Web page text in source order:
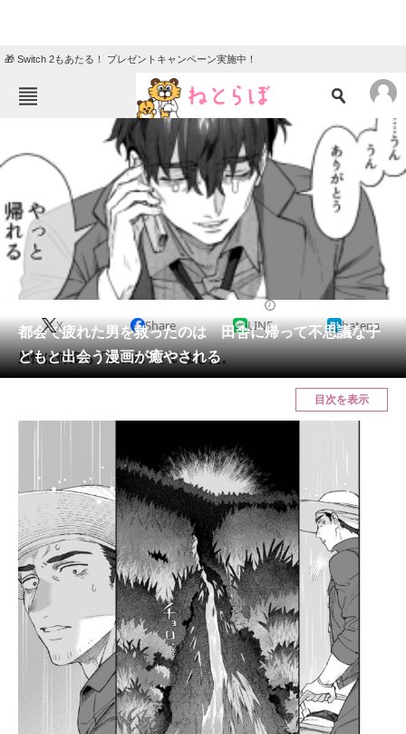
🎁 Switch 2もあたる！ プレゼントキャンペーン実施中！
ねとらぼメニュー
TOP ニュース
クイズ
グルメ 地域
住まい 教育・育児
動物 リサーチ
会員記事
メディア
スマホと通信の最新トレンド
進化するPCとデバイスの未来
好きが集まる 比べて選べる
ビジネスと働き方のヒント
AI活用のいまが分かる
企業ITのトレンドを詳説
経営リーダーのコミュニティ
都会で疲れた男を救ったのは 田舎に帰って不思議な子
どもと出会う漫画が癒やされる
X Share LINE hatena
男性は何度も「救われて」いました。
目次を表示